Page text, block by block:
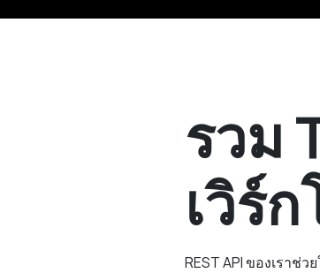
รวม
เวิร์
REST API ของเรา